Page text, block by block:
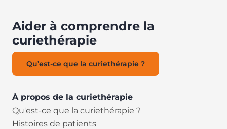
Aider à comprendre la
curiethérapie
Qu’est-ce que la curiethérapie ?
À propos de la curiethérapie
Qu'est-ce que la curiethérapie ?
Histoires de patients